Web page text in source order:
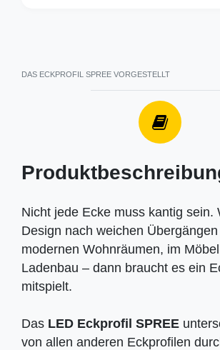
DAS ECKPROFIL SPREE VORGESTELLT
Nicht jede Ecke muss kantig sein.
Design nach weichen
modernen Wohnräumen, im
Ladenbau – dann braucht es ein
mitspielt.
Das LED Eckprofil SPREE
von allen anderen Eckprofilen